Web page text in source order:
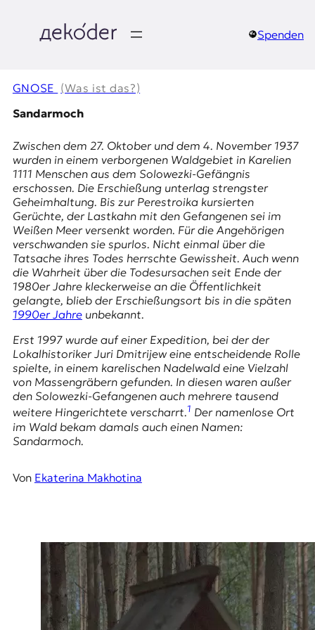
springen
e
k
o
d
e
r
|
D
E
K
O
D
E
Spenden
GNOSE (Was ist das?)
Sandarmoch
Zwischen dem 27. Oktober und dem 4. November 1937
wurden in einem verborgenen Waldgebiet in Karelien
1111 Menschen aus dem Solowezki-Gefängnis
erschossen. Die Erschießung unterlag strengster
Geheimhaltung. Bis zur Perestroika kursierten
Gerüchte, der Lastkahn mit den Gefangenen sei im
Weißen Meer versenkt worden. Für die Angehörigen
verschwanden sie spurlos. Nicht einmal über die
Tatsache ihres Todes herrschte Gewissheit. Auch wenn
die Wahrheit über die Todesursachen seit Ende der
1980er Jahre kleckerweise an die Öffentlichkeit
gelangte, blieb der Erschießungsort bis in die späten
1990er Jahreunbekannt.
Erst 1997 wurde auf einer Expedition, bei der der
LokalhistorikerJuri Dmitrijeweine entscheidende Rolle
spielte, in einem karelischen Nadelwald eine Vielzahl
von Massengräbern gefunden. In diesen waren außer
den Solowezki-Gefangenen auch mehrere tausend
weitere Hingerichtete verscharrt.1 Der namenlose Ort
im Wald bekam damals auch einen Namen:
Sandarmoch.
Von Ekaterina Makhotina